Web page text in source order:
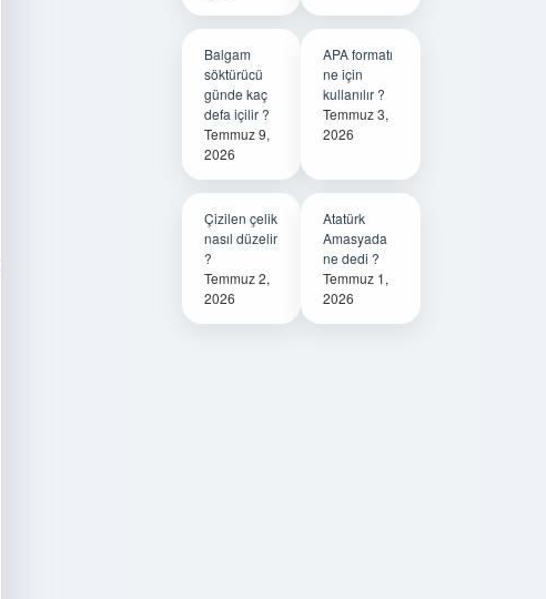
Balgam
söktürücü
günde kaç
defa içilir ?
Temmuz 9,
2026
APA formatı
ne için
kullanılır ?
Temmuz 3,
2026
Çizilen çelik
nasıl düzelir
?
Temmuz 2,
2026
Atatürk
Amasyada
ne dedi ?
Temmuz 1,
2026